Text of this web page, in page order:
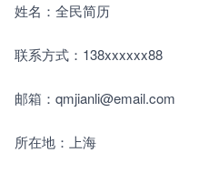
姓名：全民简历
联系方式：138xxxxxx88
邮箱：qmjianli@email.com
所在地：上海